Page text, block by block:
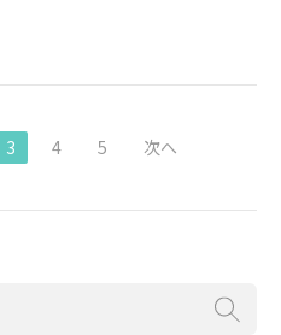
3 4 5 次へ